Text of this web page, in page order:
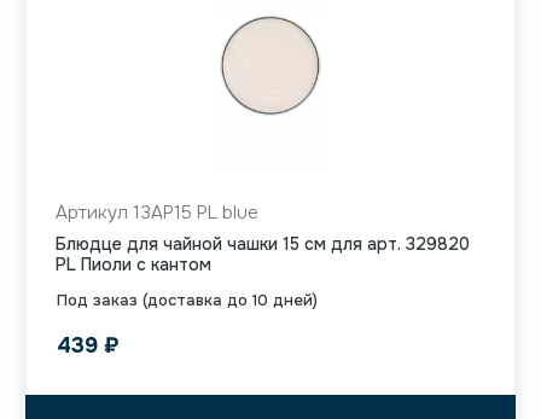
Под заказ (доставка до 10 дней)
Артикул 13AP15 PL blue
Блюдце для чайной чашки 15 см для арт. 329820
PL Пиоли с кантом
439 ₽